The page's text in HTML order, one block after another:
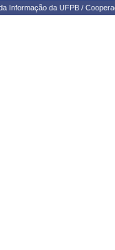
Informação da UFPB /